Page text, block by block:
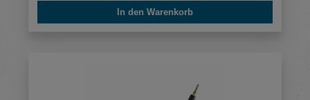
In den Warenkorb